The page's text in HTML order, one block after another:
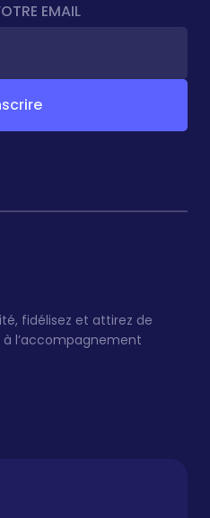
EMAIL
fidélisez et attirez de
l’accompagnement